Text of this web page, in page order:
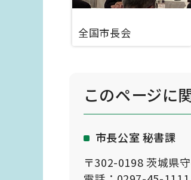
全国市長会
このページに
市長公室 秘書課
〒302-0198 茨城県